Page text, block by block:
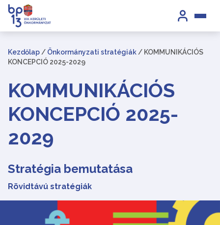
Kezdőlap / Önkormányzati stratégiák / KOMMUNIKÁCIÓS
KONCEPCIÓ 2025-2029
KOMMUNIKÁCIÓS
KONCEPCIÓ 2025-
2029
Stratégia bemutatása
Rövidtávú stratégiák